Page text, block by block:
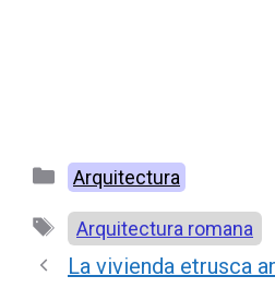
Categorías
Arquitectura
Etiquetas
Arquitectura romana
La vivienda etrusca